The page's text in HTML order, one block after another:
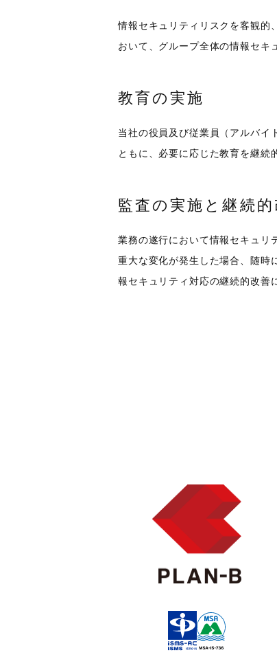
情報セキュリティリスクを客観的
おいて、グループ全体の情報セキ
教育の実施
当社の役員及び従業員（アルバイ
ともに、必要に応じた教育を継続
監査の実施と継続的
業務の遂行において情報セキュリ
重大な変化が発生した場合、随時
報セキュリティ対応の継続的改善